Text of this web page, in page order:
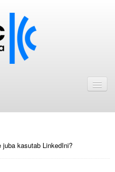
kasutab LinkedIni?